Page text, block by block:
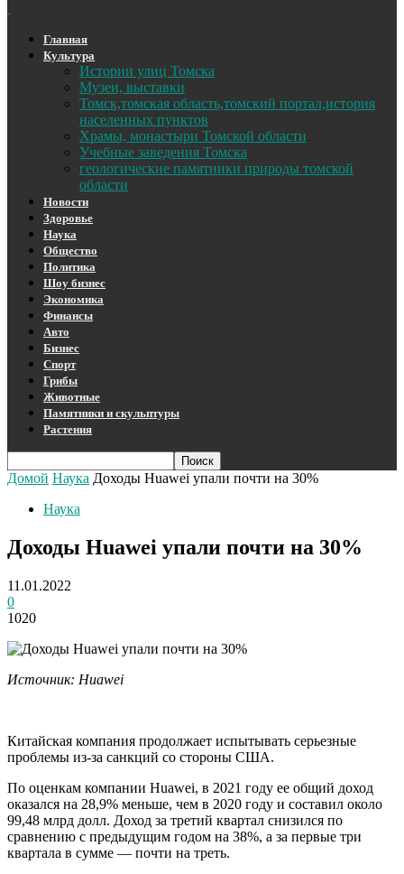
Главная
Культура
Истории улиц Томска
Музеи, выставки
Томск,томская область,томский портал,история
населенных пунктов
Храмы, монастыри Томской области
Учебные заведения Томска
геологические памятники природы томской
области
Новости
Здоровье
Наука
Общество
Политика
Шоу бизнес
Экономика
Финансы
Авто
Бизнес
Спорт
Грибы
Животные
Памятники и скульптуры
Растения
Домой Наука Доходы Huawei упали почти на 30%
Наука
Доходы Huawei упали почти на 30%
11.01.2022
0
1020
Источник: Huawei
Китайская компания продолжает испытывать серьезные
проблемы из-за санкций со стороны США.
По оценкам компании Huawei, в 2021 году ее общий доход
оказался на 28,9% меньше, чем в 2020 году и составил около
99,48 млрд долл. Доход за третий квартал снизился по
сравнению с предыдущим годом на 38%, а за первые три
квартала в сумме — почти на треть.